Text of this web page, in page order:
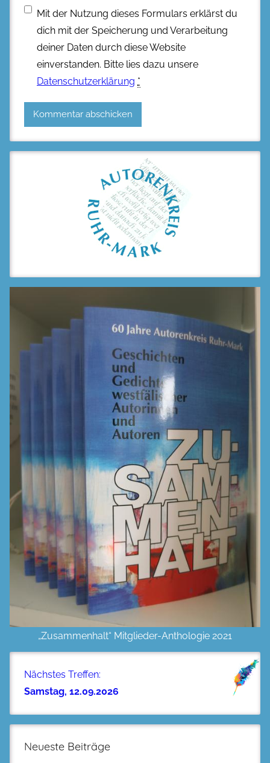
Mit der Nutzung dieses Formulars erklärst du
dich mit der Speicherung und Verarbeitung
deiner Daten durch diese Website
einverstanden. Bitte lies dazu unsere
Datenschutzerklärung *
„Zusammenhalt“ Mitglieder-Anthologie 2021
Nächstes Treffen:
Samstag, 12.09.2026
Neueste Beiträge